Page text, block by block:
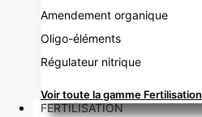
Amendement organique
Oligo-éléments
Régulateur nitrique
Voir toute la gamme Fertilisation
FERTILISATION